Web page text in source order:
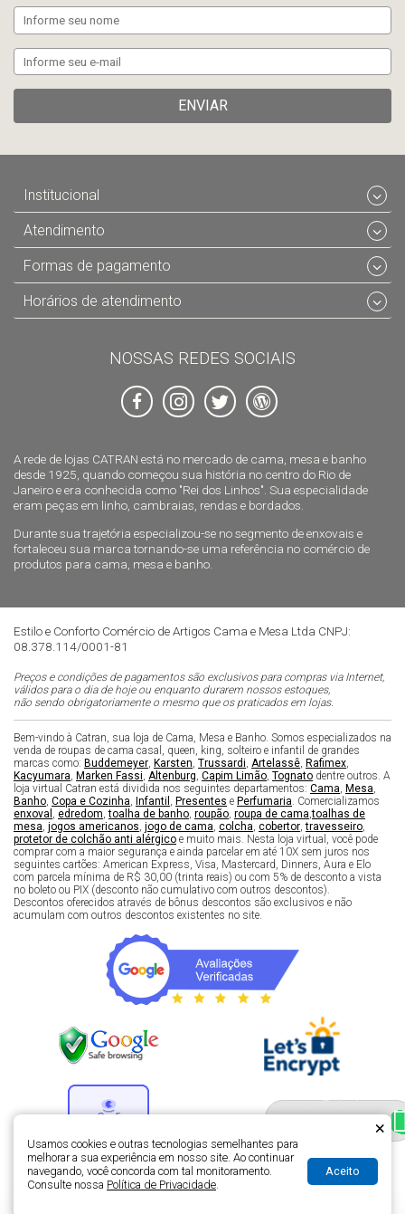
ENVIAR
A rede de lojas CATRAN está no mercado de cama, mesa e banho
desde 1925, quando começou sua história no centro do Rio de
Janeiro e era conhecida como "Rei dos Linhos". Sua especialidade
eram peças em linho, cambraias, rendas e bordados.
Durante sua trajetória especializou-se no segmento de enxovais e
fortaleceu sua marca tornando-se uma referência no comércio de
produtos para cama, mesa e banho.
Institucional
Atendimento
Formas de pagamento
Horários de atendimento
NOSSAS REDES SOCIAIS
Estilo e Conforto Comércio de Artigos Cama e Mesa Ltda CNPJ:
08.378.114/0001-81
Preços e condições de pagamentos são exclusivos para compras via Internet,
válidos para o dia de hoje ou enquanto durarem nossos estoques,
não sendo obrigatoriamente o mesmo que os praticados em lojas.
Bem-vindo à Catran, sua loja de Cama, Mesa e Banho. Somos especializados na
venda de roupas de cama casal, queen, king, solteiro e infantil de grandes
marcas como: Buddemeyer Karsten Trussardi Artelassê Rafimex
Kacyumara Marken Fassi Altenburg Capim Limão Tognato dentre outros. A
loja virtual Catran está dividida nos seguintes departamentos: Cama Mesa
Banho Copa e Cozinha Infantil Presentes e Perfumaria . Comercializamos
enxoval
edredom ,toalha de banho roupão roupa de cama ,toalhas de
mesa jogos americanos jogo de cama colcha cobertor ,travesseiro
protetor de colchão anti alérgico e muito mais. Nesta loja virtual, você pode
comprar com a maior segurança e ainda parcelar em até 10X sem juros nos
seguintes cartões: American Express, Visa, Mastercard, Dinners, Aura e Elo
com parcela mínima de R$ 30,00 (trinta reais) ou com 5% de desconto a vista
no boleto ou PIX (desconto não cumulativo com outros descontos).
Descontos oferecidos através de bônus descontos são exclusivos e não
acumulam com outros descontos existentes no site.
Desenvolvimento de lojas virtuais -H5 Web - Soluções em tecnologia da
informação
×
Usamos cookies e outras tecnologias semelhantes para
melhorar a sua experiência em nosso site. Ao continuar
navegando, você concorda com tal monitoramento.
Consulte nossa Política de Privacidade.
Aceito
Fale com um especialista
enxoval